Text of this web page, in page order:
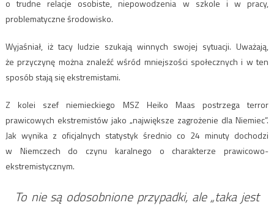
o trudne relacje osobiste, niepowodzenia w szkole i w pracy,
problematyczne środowisko.
Wyjaśniał, iż tacy ludzie szukają winnych swojej sytuacji. Uważają,
że przyczynę można znaleźć wśród mniejszości społecznych i w ten
sposób stają się ekstremistami.
Z kolei szef niemieckiego MSZ Heiko Maas postrzega terror
prawicowych ekstremistów jako „największe zagrożenie dla Niemiec”.
Jak wynika z oficjalnych statystyk średnio co 24 minuty dochodzi
w Niemczech do czynu karalnego o charakterze prawicowo-
ekstremistycznym.
To nie są odosobnione przypadki, ale „taka jest